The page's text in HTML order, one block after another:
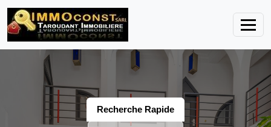
Recherche Rapide